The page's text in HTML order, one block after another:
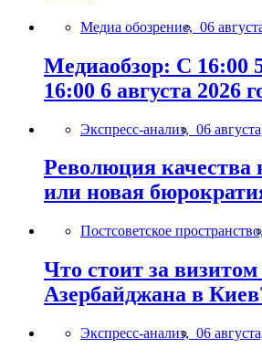
Медиа обозрение, 06
Медиаобзор: С 16:00
16:00 6 августа 2026
Экспресс-анализ, 06
Революция качества
или новая
Постсоветское
Что стоит за
Азербайджана в
Экспресс-анализ, 06